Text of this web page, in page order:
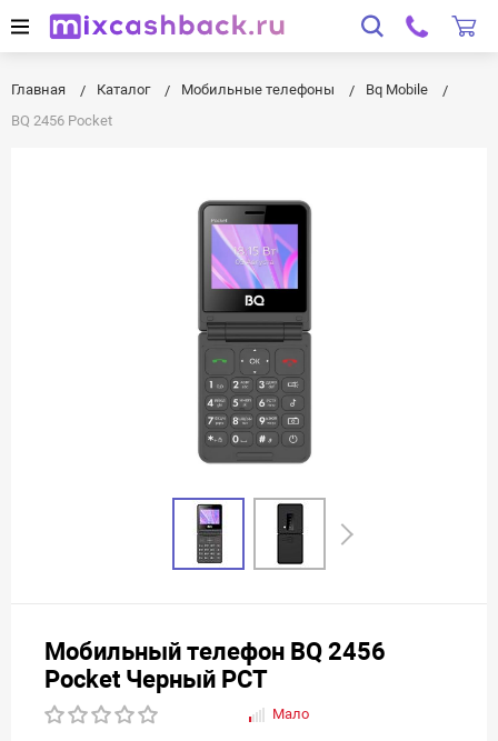
Главная Каталог Мобильные телефоны
Bq Mobile
BQ 2456 Pocket
Мобильный телефон BQ 2456
Pocket Черный РСТ
Мало